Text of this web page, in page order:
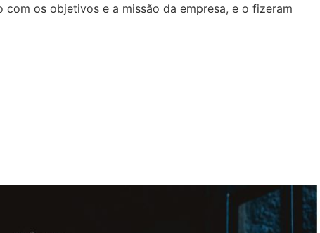
os objetivos e a missão da empresa, e o fizeram